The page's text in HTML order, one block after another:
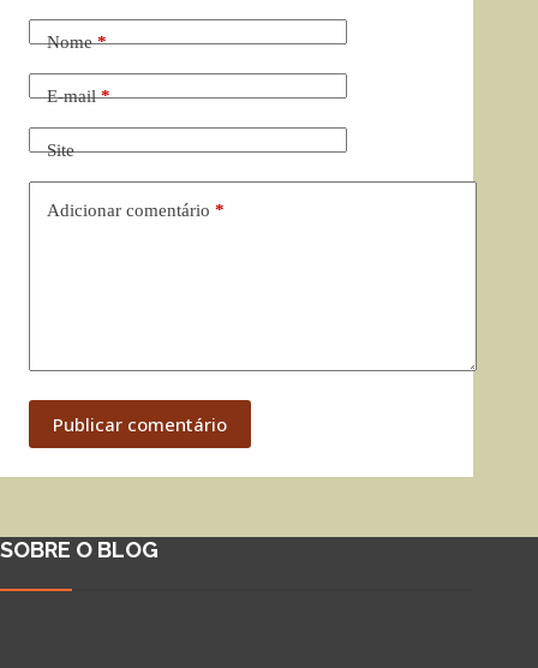
Nome*
E-mail*
Site
Adicionar comentário *
Publicar comentário
SOBRE O BLOG